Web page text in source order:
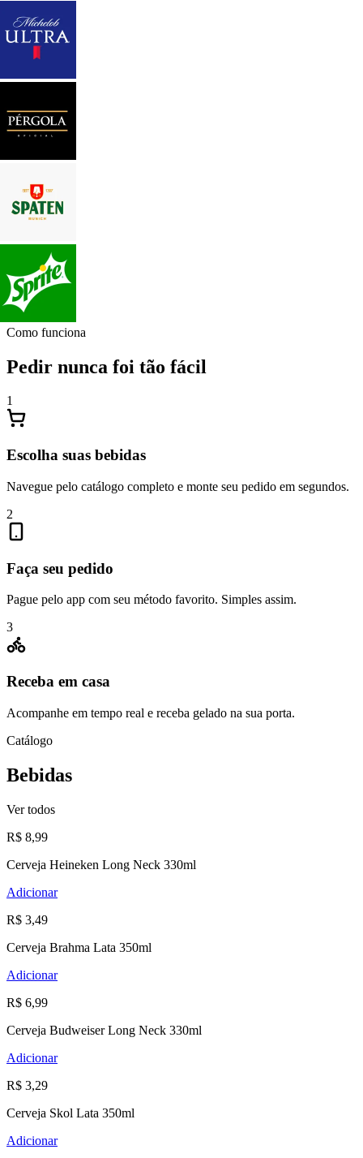
Como funciona
Pedir nunca foi tão fácil
1
Escolha suas bebidas
Navegue pelo catálogo completo e monte seu pedido em segundos.
2
Faça seu pedido
Pague pelo app com seu método favorito. Simples assim.
3
Receba em casa
Acompanhe em tempo real e receba gelado na sua porta.
Catálogo
Bebidas
Ver todos
R$ 8,99
Cerveja Heineken Long Neck 330ml
Adicionar
R$ 3,49
Cerveja Brahma Lata 350ml
Adicionar
R$ 6,99
Cerveja Budweiser Long Neck 330ml
Adicionar
R$ 3,29
Cerveja Skol Lata 350ml
Adicionar